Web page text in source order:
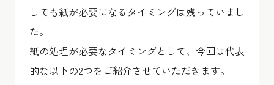
しても紙が必要になるタイミングは残っていまし
た。
紙の処理が必要なタイミングとして、今回は代表
的な以下の2つをご紹介させていただきます。